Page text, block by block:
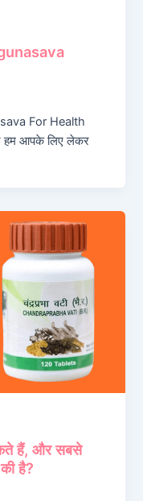
For Health
हम आपके लिए लेकर
हैं, और सबसे
है?